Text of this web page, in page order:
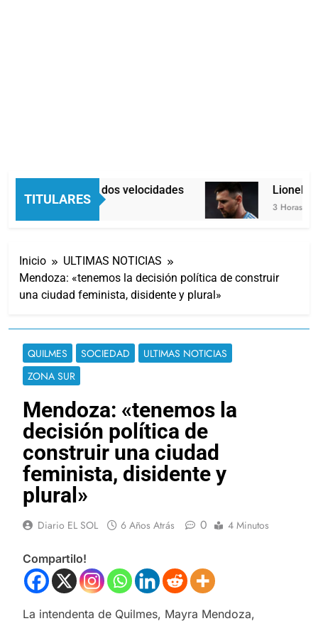
TITULARES
Economía en dos velocidades
3 Horas Atrás
Lionel
3 Horas Atrás
Inicio
ULTIMAS NOTICIAS
Mendoza: «tenemos la decisión política de construir
una ciudad feminista, disidente y plural»
QUILMES SOCIEDAD
ULTIMAS NOTICIAS
ZONA SUR
Mendoza: «tenemos la
decisión política de
construir una ciudad
feminista, disidente y
plural»
Diario EL SOL 6 Años Atrás 0 4 Minutos
Compartilo!
La intendenta de Quilmes, Mayra Mendoza,